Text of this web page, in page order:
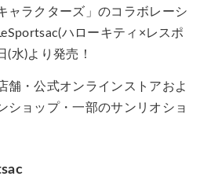
ャラクターズ」のコラボレーシ
ハローキティ×レスポ
(水)より発売！
舗・公式オンラインストアおよ
ショップ・一部のサンリオショ